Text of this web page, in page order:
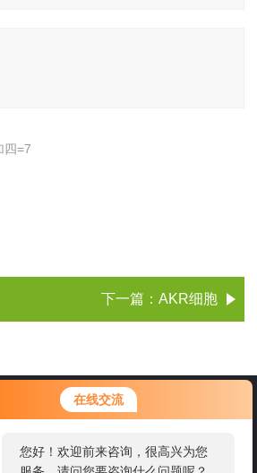
在线交流
您好！欢迎前来咨询，很高兴为您
服务，请问您要咨询什么问题呢？
您好，看您停留很久了，是否找到
四=7
下一篇： AKR细胞
021-60514606